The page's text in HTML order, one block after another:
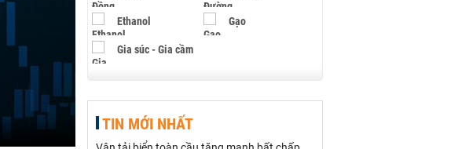
Ethanol Gạo
Gia súc - Gia cầm
Hạt điều
TIN MỚI NHẤT